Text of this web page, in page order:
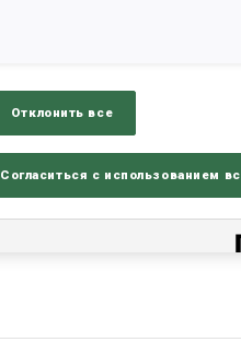
Отклонить все
Согласиться с использованием